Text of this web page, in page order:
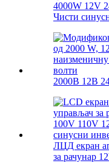
4000W 12V
Чисти
2000В 12В
ЛЦД екран
за рачунар